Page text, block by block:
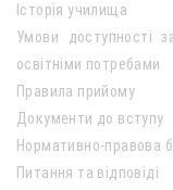
Історія училища
Умови доступності
освітніми потребами
Правила прийому
Документи до вступу
Нормативно-правова
Питання та відповіді